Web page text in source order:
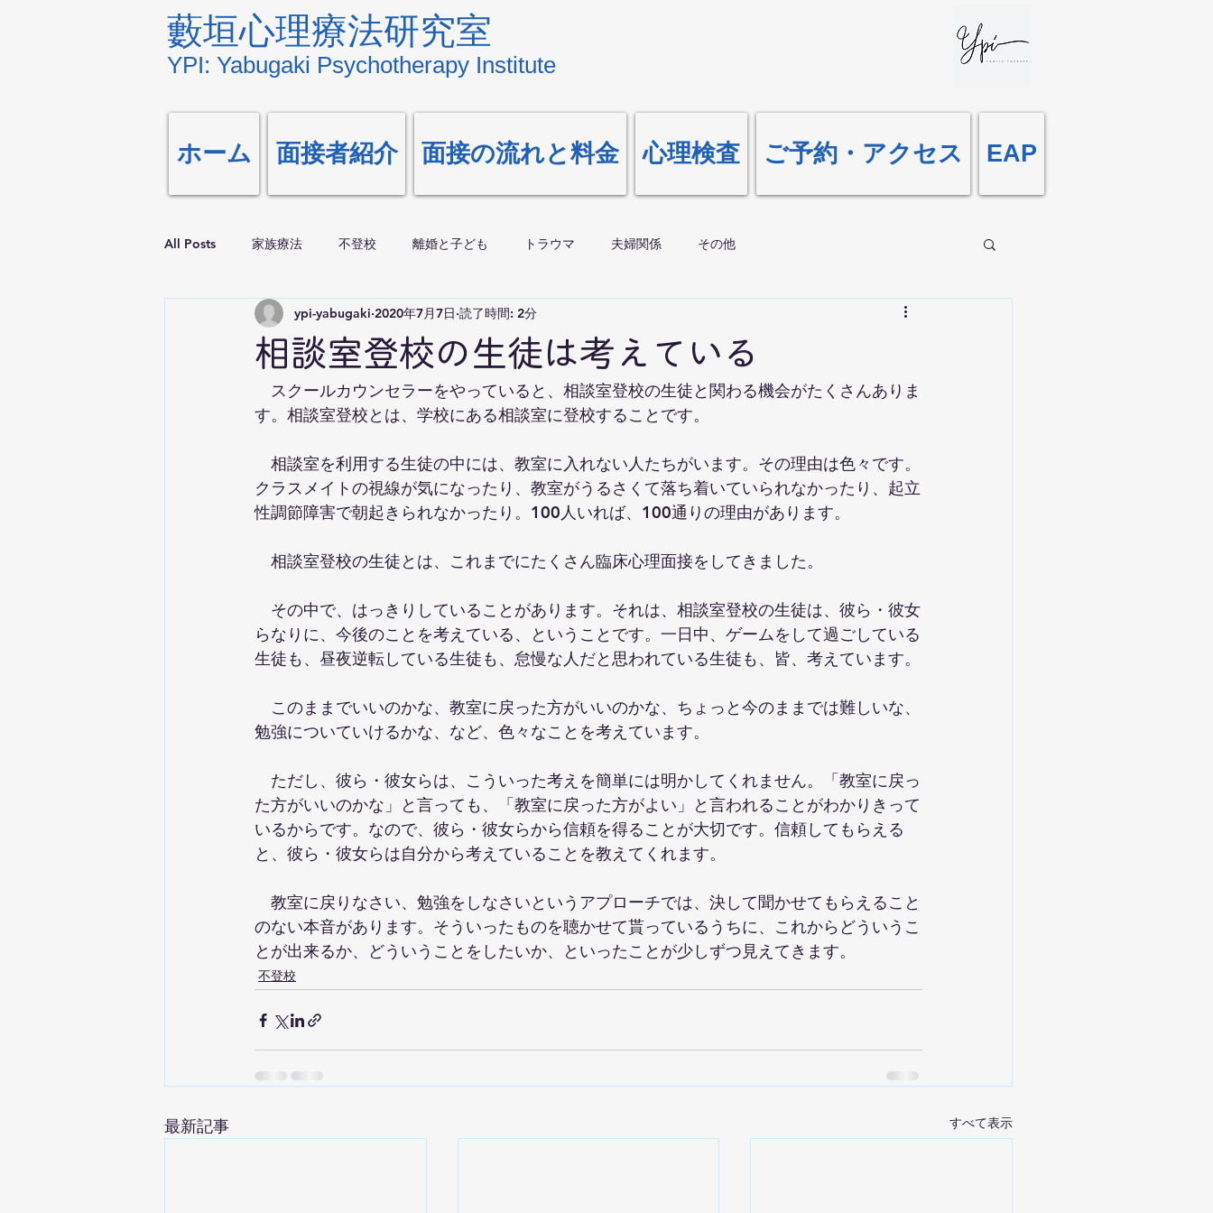
藪垣心理療法研究室
YPI: Yabugaki Psychotherapy Institute
ホーム 面接者紹介 面接の流れと料金 心理検査 ご予約・アクセス EAP
All Posts 家族療法 不登校 離婚と子ども トラウマ 夫婦関係 その他
相談室登校の生徒は考えている
ypi-yabugaki 2020年7月7日 読了時間: 2分
スクールカウンセラーをやっていると、相談室登校の生徒と関わる機会がたくさんありま
す。相談室登校とは、学校にある相談室に登校することです。
相談室を利用する生徒の中には、教室に入れない人たちがいます。その理由は色々です。
クラスメイトの視線が気になったり、教室がうるさくて落ち着いていられなかったり、起立
性調節障害で朝起きられなかったり。100人いれば、100通りの理由があります。
相談室登校の生徒とは、これまでにたくさん臨床心理面接をしてきました。
その中で、はっきりしていることがあります。それは、相談室登校の生徒は、彼ら・彼女
らなりに、今後のことを考えている、ということです。一日中、ゲームをして過ごしている
生徒も、昼夜逆転している生徒も、怠慢な人だと思われている生徒も、皆、考えています。
このままでいいのかな、教室に戻った方がいいのかな、ちょっと今のままでは難しいな、
勉強についていけるかな、など、色々なことを考えています。
ただし、彼ら・彼女らは、こういった考えを簡単には明かしてくれません。「教室に戻っ
た方がいいのかな」と言っても、「教室に戻った方がよい」と言われることがわかりきって
いるからです。なので、彼ら・彼女らから信頼を得ることが大切です。信頼してもらえる
と、彼ら・彼女らは自分から考えていることを教えてくれます。
教室に戻りなさい、勉強をしなさいというアプローチでは、決して聞かせてもらえること
のない本音があります。そういったものを聴かせて貰っているうちに、これからどういうこ
とが出来るか、どういうことをしたいか、といったことが少しずつ見えてきます。
不登校
最新記事 すべて表示